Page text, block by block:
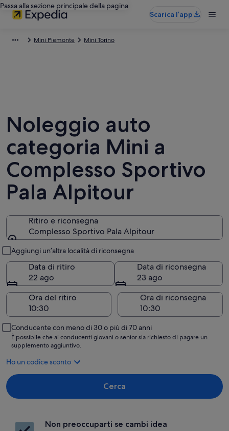
Passa alla sezione principale della pagina
Scarica l’app
Mini Piemonte Mini Torino
Noleggio auto
categoria Mini a
Complesso Sportivo
Pala Alpitour
Ritiro e riconsegna
Complesso Sportivo Pala Alpitour
Aggiungi un’altra località di riconsegna
Data di ritiro
22 ago
Data di riconsegna
23 ago
Ora del ritiro
Ora di riconsegna
Conducente con meno di 30 o più di 70 anni
È possibile che ai conducenti giovani o senior sia richiesto di pagare un
supplemento aggiuntivo.
Ho un codice sconto
Cerca
Non preoccuparti se cambi idea